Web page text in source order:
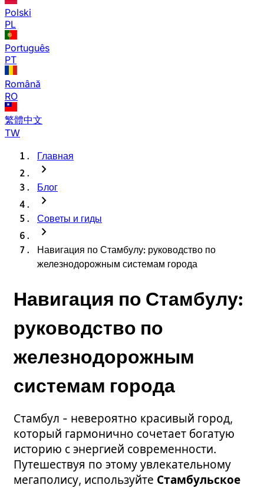
Polski
PL
Português
PT
Română
RO
繁體中文
TW
Главная
chevron_right
Блог
chevron_right
Советы и гиды
chevron_right
Навигация по Стамбулу: руководство по
железнодорожным системам города
Навигация по Стамбулу:
руководство по
железнодорожным
системам города
Стамбул - невероятно красивый город,
который гармонично сочетает богатую
историю с энергией современности.
Путешествуя по этому увлекательному
мегаполису, используйте Стамбульское